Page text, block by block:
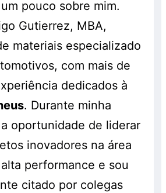
e alinhamento, os quais
à parte. Os pneus
separadamente e
do serviço, pelo preço
desconto. Promoção válida
os estoques. Consulte!
pouco sobre mim.
Gutierrez, MBA,
materiais especializado
com mais de
dedicados à
. Durante minha
oportunidade de liderar
inovadores na área
performance e sou
citado por colegas